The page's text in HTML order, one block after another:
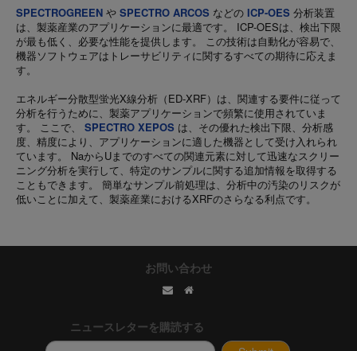
SPECTROGREEN や SPECTRO ARCOS などの ICP-OES 分析装置
は、製薬産業のアプリケーションに最適です。 ICP-OESは、検出下限
が最も低く、必要な性能を提供します。 この技術は自動化が容易で、
機器ソフトウェアはトレーサビリティに関するすべての期待に応えま
す。
エネルギー分散型蛍光X線分析（ED-XRF）は、関連する要件に従って
分析を行うために、製薬アプリケーションで頻繁に使用されていま
す。 ここで、
SPECTRO XEPOS は、その優れた検出下限、分析感
度、精度により、アプリケーションに適した機器として受け入れられ
ています。 NaからUまでのすべての関連元素に対して迅速なスクリー
ニング分析を実行して、特定のサンプルに関する追加情報を取得する
こともできます。 簡単なサンプル前処理は、分析中の汚染のリスクが
低いことに加えて、製薬産業におけるXRFのさらなる利点です。
お問い合わせ
ニュースレターを購読する